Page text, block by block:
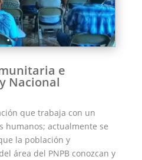
e
Nacional
que trabaja con un
humanos; actualmente se
la población y
área del PNPB conozcan y